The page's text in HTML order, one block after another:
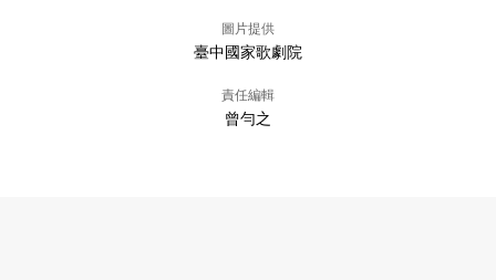
圖片提供
臺中國家歌劇院
責任編輯
曾勻之